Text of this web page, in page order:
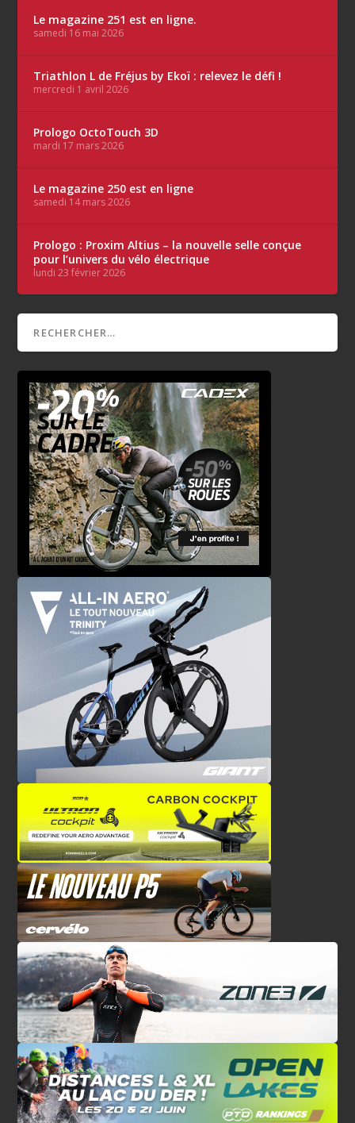
Le magazine 251 est en ligne.
samedi 16 mai 2026
Triathlon L de Fréjus by Ekoï : relevez le défi !
mercredi 1 avril 2026
Prologo OctoTouch 3D
mardi 17 mars 2026
Le magazine 250 est en ligne
samedi 14 mars 2026
Prologo : Proxim Altius – la nouvelle selle conçue
pour l’univers du vélo électrique
lundi 23 février 2026